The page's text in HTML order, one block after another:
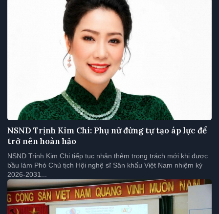
NSND Trịnh Kim Chi: Phụ nữ đừng tự tạo áp lực để
trở nên hoàn hảo
NSND Trịnh Kim Chi tiếp tục nhận thêm trọng trách mới khi được
bầu làm Phó Chủ tịch Hội nghệ sĩ Sân khấu Việt Nam nhiệm kỳ
2026-2031...